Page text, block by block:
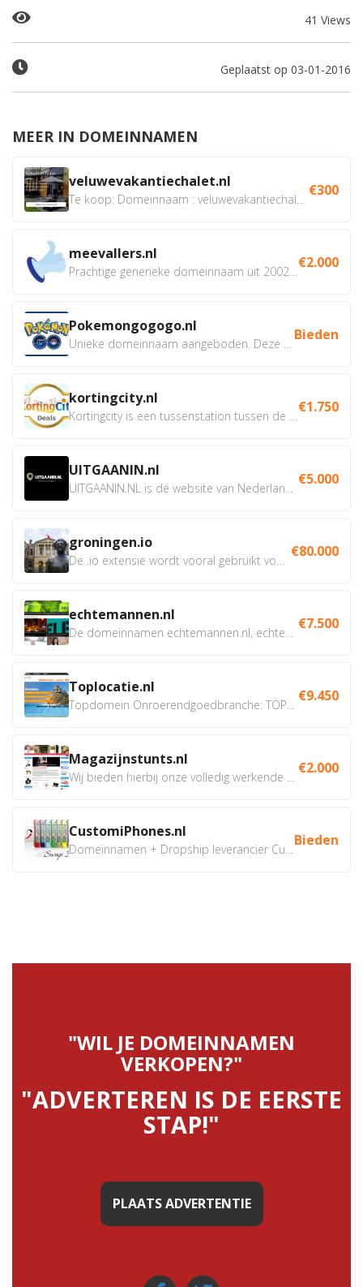
41 Views
Geplaatst op 03-01-2016
MEER IN DOMEINNAMEN
veluwevakantiechalet.nl €300
meevallers.nl €2.000
Pokemongogogo.nl Bieden
kortingcity.nl €1.750
UITGAANIN.nl €5.000
groningen.io €80.000
echtemannen.nl €7.500
Toplocatie.nl €9.450
Magazijnstunts.nl €2.000
CustomiPhones.nl Bieden
"WIL JE DOMEINNAMEN
VERKOPEN?"
"ADVERTEREN IS DE EERSTE
STAP!"
PLAATS ADVERTENTIE